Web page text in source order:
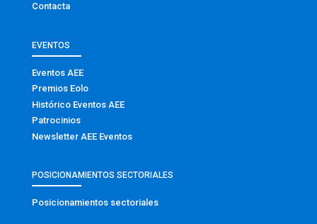
Contacta
EVENTOS
Eventos AEE
Premios Eolo
Histórico Eventos AEE
Patrocinios
Newsletter AEE Eventos
POSICIONAMIENTOS SECTORIALES
Posicionamientos sectoriales